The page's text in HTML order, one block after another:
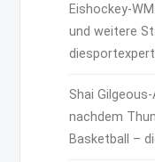
Eishockey-
und weitere
Shai
nachdem
Basketball –